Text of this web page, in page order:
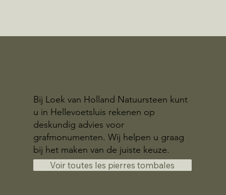
Bij Loek van Holland Natuursteen kunt
u in Hellevoetsluis rekenen op
deskundig advies voor
grafmonumenten. Wij helpen u graag
bij het maken van de juiste keuze.
Voir toutes les pierres tombales